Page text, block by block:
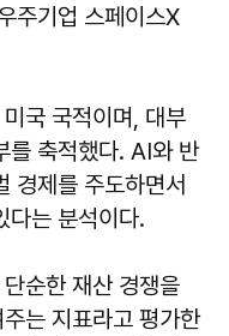
주기업 스페이스X
국 국적이며, 대부
를 축적했다. AI와 반
경제를 주도하면서
다는 분석이다.
순한 재산 경쟁을
는 지표라고 평가한